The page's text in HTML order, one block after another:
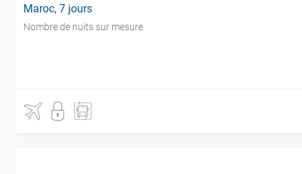
Maroc, 7 jours
Nombre de nuits sur mesure